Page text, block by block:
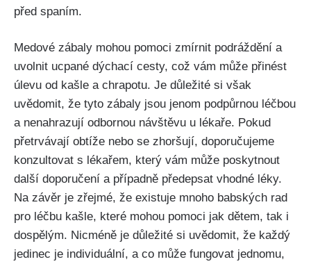
před spaním.
Medové zábaly mohou pomoci zmírnit podráždění a
uvolnit ucpané dýchací cesty, což vám může přinést
úlevu od kašle a chrapotu. Je důležité si však
uvědomit, že tyto zábaly jsou ‌jenom podpůrnou léčbou
a nenahrazují odbornou návštěvu u lékaře. Pokud
přetrvávají obtíže ‍nebo se zhoršují, doporučujeme
konzultovat s lékařem, který vám může poskytnout
další doporučení a případně předepsat vhodné léky.
Na závěr je zřejmé, že existuje mnoho babských⁢ rad
pro ⁤léčbu kašle, které mohou pomoci jak dětem, tak i
‍dospělým. Nicméně je ⁤důležité si uvědomit, že každý
jedinec je individuální,⁢ a co může ⁢fungovat jednomu,⁤